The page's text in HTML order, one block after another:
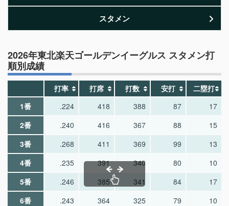
スタメン
2026年東北楽天ゴールデンイーグルス スタメン打
順別成績
打率 打席 打数 安打
二塁打
1番
.224 418 388 87
17
2番
.240 416 367 88
15
3番
.268 411 369 99
13
4番
.235 391 340 80
10
5番
.246 385 341 84
17
6番
.243 364 325 79
10